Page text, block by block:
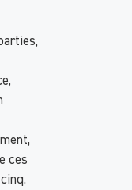
ces